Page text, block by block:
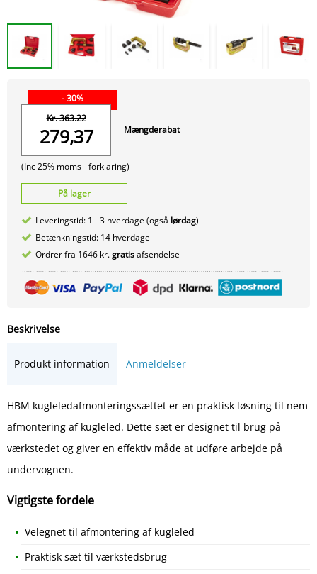
- 30%
Kr. 363.22
279,37
(Inc 25% moms -forklaring)
Mængderabat
På lager
Leveringstid: 1 - 3 hverdage (også lørdag)
Betænkningstid: 14 hverdage
Ordrer fra 1646 kr.gratisafsendelse
Beskrivelse
Produkt information Anmeldelser
HBM kugleledafmonteringssættet er en praktisk løsning til nem
afmontering af kugleled. Dette sæt er designet til brug på
værkstedet og giver en effektiv måde at udføre arbejde på
undervognen.
Vigtigste fordele
Velegnet til afmontering af kugleled
Praktisk sæt til værkstedsbrug